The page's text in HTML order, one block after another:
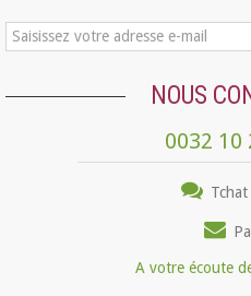
NOUS
0032 10
A votre écoute